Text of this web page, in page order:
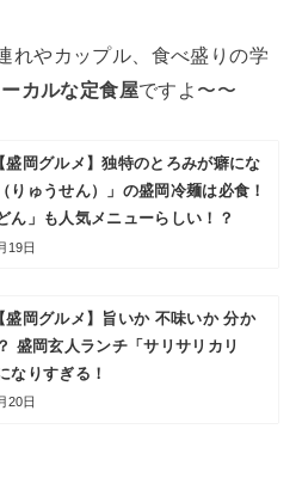
れやカップル、食べ盛りの学
カルな定食屋ですよ〜〜
【盛岡グルメ】独特のとろみが癖にな
りゅうせん）」の盛岡冷麺は必食！
ん」も人気メニューらしい！？
19日
【盛岡グルメ】旨いか 不味いか 分か
盛岡玄人ランチ「サリサリカリ
なりすぎる！
20日